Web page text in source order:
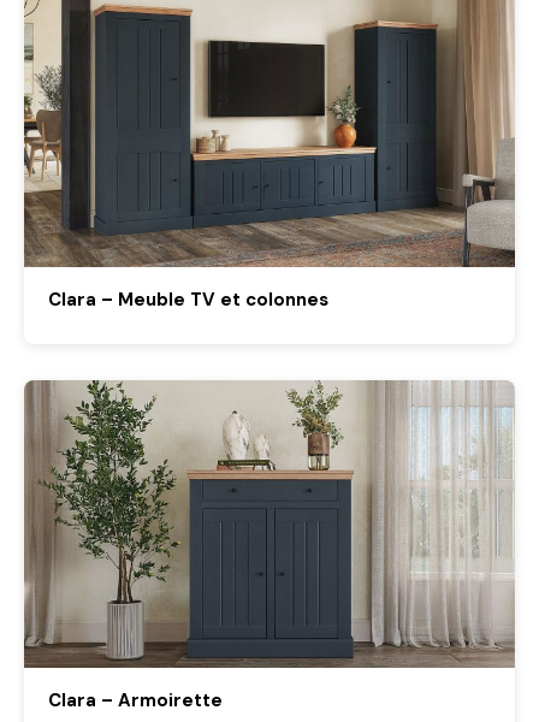
Clara – Meuble TV et colonnes
Clara – Armoirette